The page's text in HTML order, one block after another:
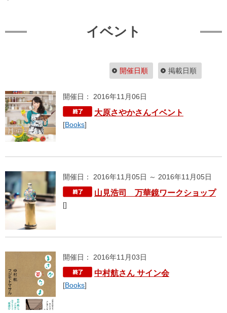
イベント
掲載日順
開催日順
開催日： 2016年11月06日
大原さやかさんイベント
[Books]
開催日： 2016年11月05日 ～ 2016年11月05日
山見浩司 万華鏡ワークショップ
[]
開催日： 2016年11月03日
中村航さん サイン会
[Books]